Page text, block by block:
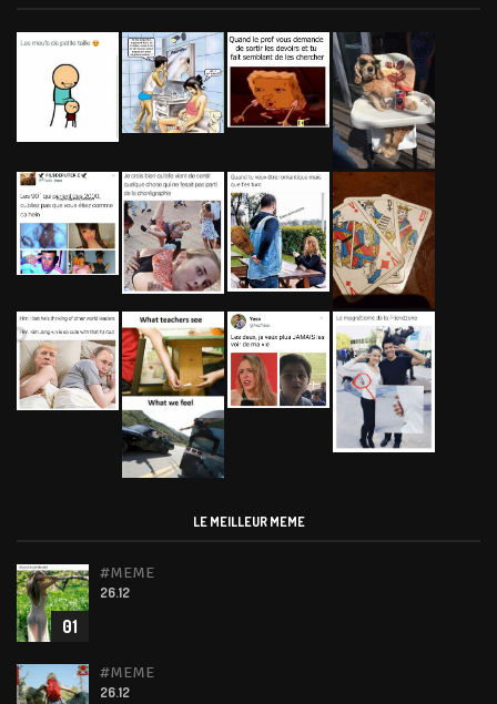
LE MEILLEUR MEME
01
#MEME
26.12
#MEME
26.12